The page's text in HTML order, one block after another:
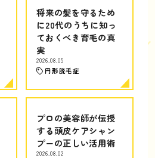
将来の髪を守るため
に20代のうちに知っ
ておくべき育毛の真
実
2026.08.05
円形脱毛症
プロの美容師が伝授
する頭皮ケアシャン
プーの正しい活用術
2026.08.02